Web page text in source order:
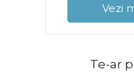
Vezi
Te-ar